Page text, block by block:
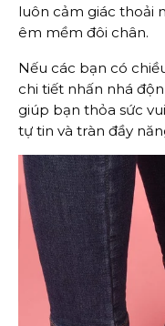
luôn cảm giác thoải
êm mềm đôi chân.
Nếu các bạn có
chi tiết nhấn nhá
giúp bạn thỏa sức
tự tin và tràn đầy